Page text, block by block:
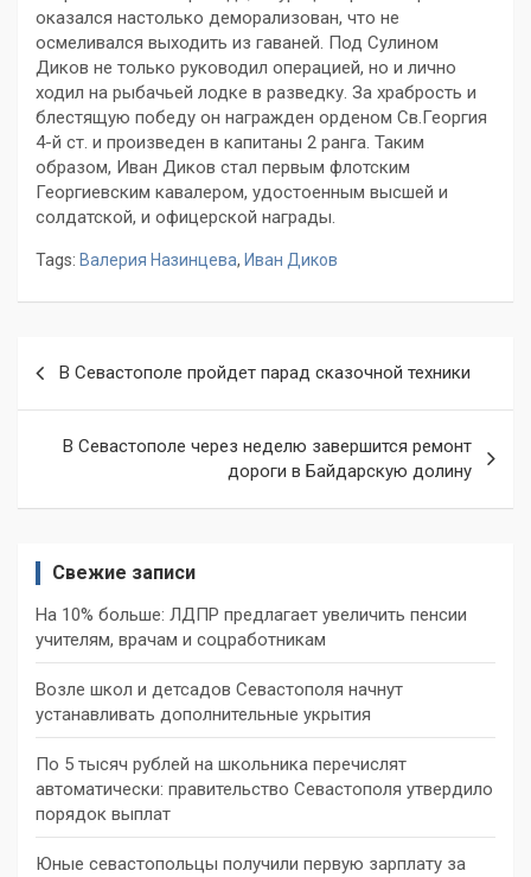
оказался настолько деморализован, что не
осмеливался выходить из гаваней. Под Сулином
Диков не только руководил операцией, но и лично
ходил на рыбачьей лодке в разведку. За храбрость и
блестящую победу он награжден орденом Св.Георгия
4-й ст. и произведен в капитаны 2 ранга. Таким
образом, Иван Диков стал первым флотским
Георгиевским кавалером, удостоенным высшей и
солдатской, и офицерской награды.
Tags: Валерия Назинцева, Иван Диков
записям
В Севастополе пройдет парад сказочной техники
В Севастополе через неделю завершится ремонт
дороги в Байдарскую долину
Свежие записи
На 10% больше: ЛДПР предлагает увеличить пенсии
учителям, врачам и соцработникам
Возле школ и детсадов Севастополя начнут
устанавливать дополнительные укрытия
По 5 тысяч рублей на школьника перечислят
автоматически: правительство Севастополя утвердило
порядок выплат
Юные севастопольцы получили первую зарплату за